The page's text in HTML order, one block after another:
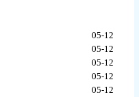
05-12
05-12
05-12
05-12
05-12